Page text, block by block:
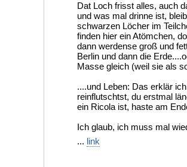
Dat Loch frisst alles, auch
und was mal drinne ist,
schwarzen Löcher im
finden hier ein Atömchen,
dann werdense groß und
Berlin und dann die
Masse gleich (weil sie als
....und Leben: Das erklär
reinflutschtst, du erstmal
ein Ricola ist, haste am
Ich glaub, ich muss mal
... link